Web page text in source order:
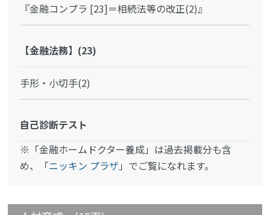
『金融コンプラ [23]＝相続法等の改正(2)』
【金融法務】(23)
手形・小切手(2)
自己診断テスト
※「金融ホームドクター養成」は過去掲載分も含
め、「ニッキン プラザ 」でご覧になれます。